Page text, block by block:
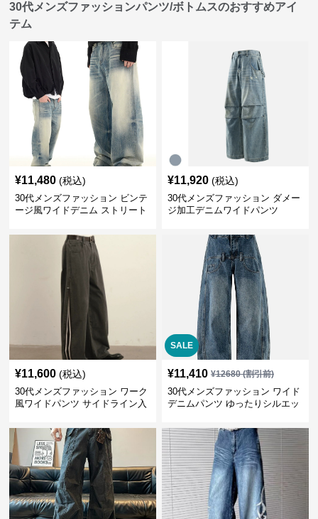
30代メンズファッションパンツ/ボトムスのおすすめアイ
テム
¥11,480 (税込)
30代メンズファッション ビンテ
ージ風ワイドデニム ストリート
¥11,920 (税込)
30代メンズファッション ダメー
ジ加工デニムワイドパンツ
¥11,600 (税込)
30代メンズファッション ワーク
風ワイドパンツ サイドライン入
SALE
¥11,410 ¥12680(割引前)
30代メンズファッション ワイド
デニムパンツ ゆったりシルエッ